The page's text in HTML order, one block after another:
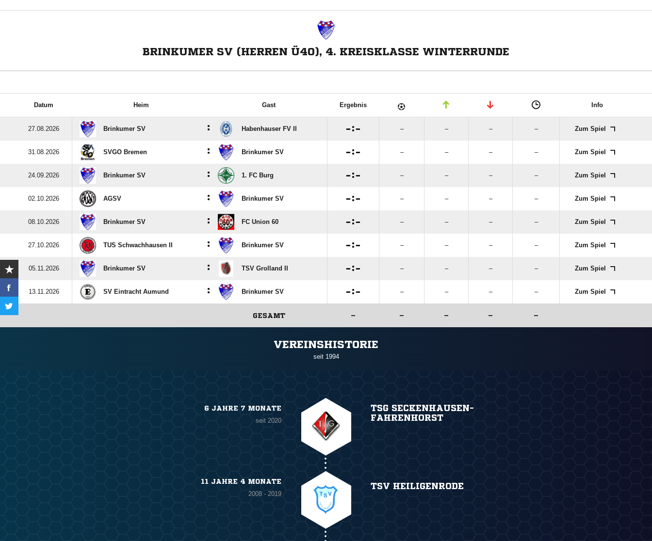
BRINKUMER SV (HERREN Ü40), 4. KREISKLASSE WINTERRUNDE
Datum Heim Gast Ergebnis Info
27.08.2026 Brinkumer SV : Habenhauser FV II : – – – – Zum Spiel
31.08.2026 SVGO Bremen : Brinkumer SV : – – – – Zum Spiel
24.09.2026 Brinkumer SV : 1. FC Burg : – – – – Zum Spiel
02.10.2026 AGSV : Brinkumer SV : – – – – Zum Spiel
08.10.2026 Brinkumer SV : FC Union 60 : – – – – Zum Spiel
27.10.2026 TUS Schwachhausen II : Brinkumer SV : – – – – Zum Spiel
05.11.2026 Brinkumer SV : TSV Grolland II : – – – – Zum Spiel
13.11.2026 SV Eintracht Aumund : Brinkumer SV : – – – – Zum Spiel
GESAMT – – – – –
VEREINSHISTORIE
seit 1994
6 JAHRE 7 MONATE
seit 2020
TSG SECKENHAUSEN-
FAHRENHORST
11 JAHRE 4 MONATE
2008 - 2019
TSV HEILIGENRODE